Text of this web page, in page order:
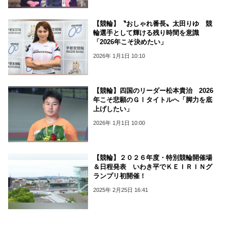
【競輪】〝おしゃれ番長〟太田りゆ 競
輪選手として輝ける残り時間を意識
「2026年こそ決めたい」
2026年 1月1日 10:10
【競輪】四国のリーダー松本貴治 2026
年こそ悲願のＧⅠタイトルへ「脚力を底
上げしたい」
2026年 1月1日 10:00
【競輪】２０２６年度・特別競輪開催場
＆日程発表 いわき平でＫＥＩＲＩＮグ
ランプリ初開催！
2025年 2月25日 16:41